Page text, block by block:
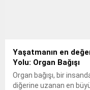
düzenlenmektedir.
Yaşatmanın en
Yolu: Organ Bağışı
Organ bağışı, bir
diğerine uzanan en